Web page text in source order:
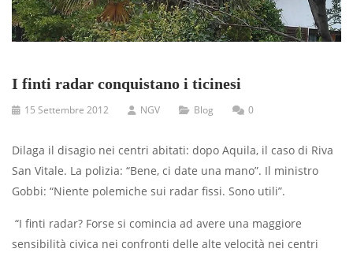
I finti radar conquistano i ticinesi
15 Settembre 2012 NGV Blog 0
Dilaga il disagio nei centri abitati: dopo Aquila, il caso di Riva
San Vitale. La polizia: “Bene, ci date una mano”. Il ministro
Gobbi: “Niente polemiche sui radar fissi. Sono utili”.
“I finti radar? Forse si comincia ad avere una maggiore
sensibilità civica nei confronti delle alte velocità nei centri